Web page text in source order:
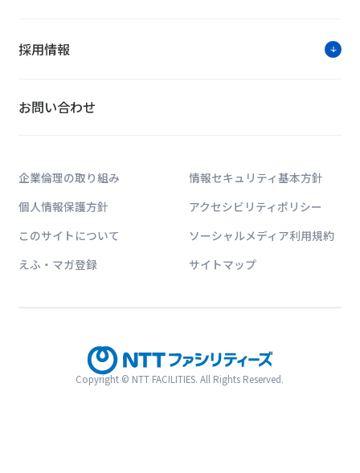
採用情報
お問い合わせ
企業倫理の取り組み
情報セキュリティ基本方針
個人情報保護方針
アクセシビリティポリシー
このサイトについて
ソーシャルメディア利用規約
えふ・マガ登録
サイトマップ
Copyright © NTT FACILITIES. All Rights Reserved.